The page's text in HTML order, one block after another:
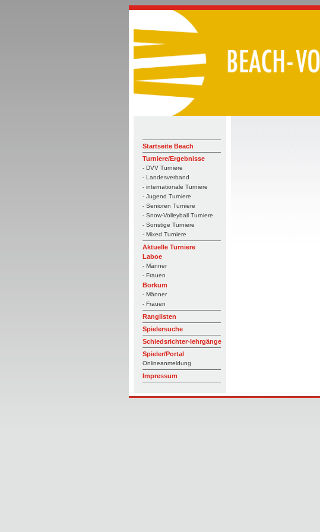
Startseite Beach
Turniere/Ergebnisse
- DVV Turniere
- Landesverband
- internationale Turniere
- Jugend Turniere
- Senioren Turniere
- Snow-Volleyball Turniere
- Sonstige Turniere
- Mixed Turniere
Aktuelle Turniere
Laboe
- Männer
- Frauen
Borkum
- Männer
- Frauen
Ranglisten
Spielersuche
Schiedsrichter-lehrgänge
Spieler/Portal
Onlineanmeldung
Impressum